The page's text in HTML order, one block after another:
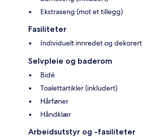
Ekstraseng (mot et tillegg)
Fasiliteter
Individuelt innredet og dekorert
Selvpleie og baderom
Bidé
Toalettartikler (inkludert)
Hårføner
Håndklær
Arbeidsutstyr og -fasiliteter